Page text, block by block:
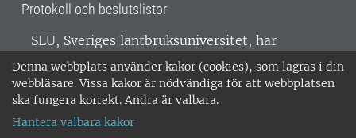
Denna webbplats använder kakor (cookies), som lagras i din
webbläsare. Vissa kakor är nödvändiga för att webbplatsen
ska fungera korrekt. Andra är valbara.
Hantera valbara kakor
Protokoll och beslutslistor
SLU, Sveriges lantbruksuniversitet, har
verksamhet över hela Sverige. Huvudorter är
Alnarp, Uppsala och Umeå.SLU är
miljöcertifierat enligt ISO 14001. •
018-67 10 00 • Org nr: 202100-2817 •